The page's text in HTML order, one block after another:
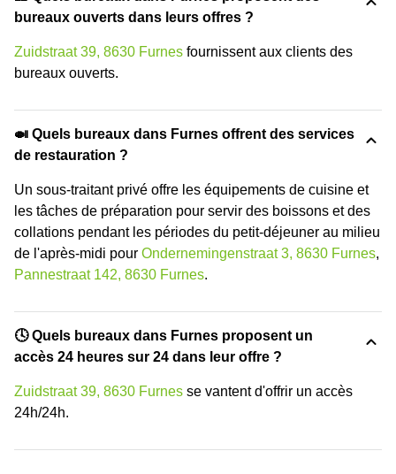
bureaux ouverts dans leurs offres ?
Zuidstraat 39, 8630 Furnes fournissent aux clients des
bureaux ouverts.
🍛 Quels bureaux dans Furnes offrent des services
de restauration ?
Un sous-traitant privé offre les équipements de cuisine et
les tâches de préparation pour servir des boissons et des
collations pendant les périodes du petit-déjeuner au milieu
de l'après-midi pour Ondernemingenstraat 3, 8630 Furnes,
Pannestraat 142, 8630 Furnes.
🕓 Quels bureaux dans Furnes proposent un
accès 24 heures sur 24 dans leur offre ?
Zuidstraat 39, 8630 Furnes se vantent d'offrir un accès
24h/24h.